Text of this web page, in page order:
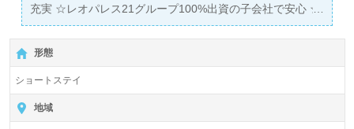
充実 ☆レオパレス21グループ100%出資の子会社で安心 ☆
有休がとりやすく、プライベートが充実 アズ・ライフケア
は、2013年に誕生した、レオパレス21グループのシルバー
サービス運営会社です。 高齢者とご家族の皆様に、いつも
快適な時間と安心、そして心からの笑顔をお届けしたい。
その想いとともに、ご利用者様の立場を最優先にした様々
なサービスをご提供いたします。
形態
ショートステイ
地域